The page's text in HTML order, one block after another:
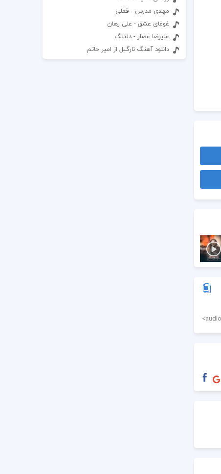
مهدی مدرس - قفلی
غوغای عشق - علی رهان
علیرضا عصار - دلتنگ
دانلود آهنگ نارگیل از امیر حاتم